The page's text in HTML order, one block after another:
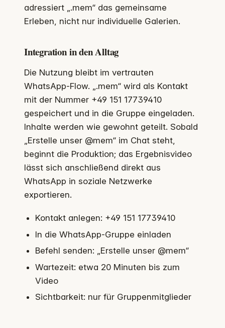
adressiert „.mem“ das gemeinsame
Erleben, nicht nur individuelle Galerien.
Integration in den Alltag
Die Nutzung bleibt im vertrauten
WhatsApp-Flow. „.mem“ wird als Kontakt
mit der Nummer +49 151 17739410
gespeichert und in die Gruppe eingeladen.
Inhalte werden wie gewohnt geteilt. Sobald
„Erstelle unser @mem“ im Chat steht,
beginnt die Produktion; das Ergebnisvideo
lässt sich anschließend direkt aus
WhatsApp in soziale Netzwerke
exportieren.
Kontakt anlegen: +49 151 17739410
In die WhatsApp-Gruppe einladen
Befehl senden: „Erstelle unser @mem“
Wartezeit: etwa 20 Minuten bis zum
Video
Sichtbarkeit: nur für Gruppenmitglieder